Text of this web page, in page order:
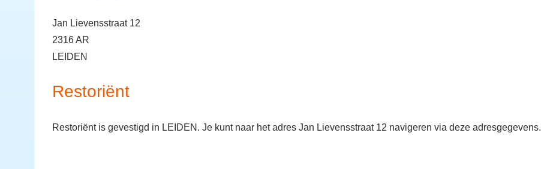
Jan Lievensstraat 12
2316 AR
LEIDEN
Restoriënt
Restoriënt is gevestigd in LEIDEN. Je kunt naar het adres Jan Lievensstraat 12 navigeren via deze adresgegevens.